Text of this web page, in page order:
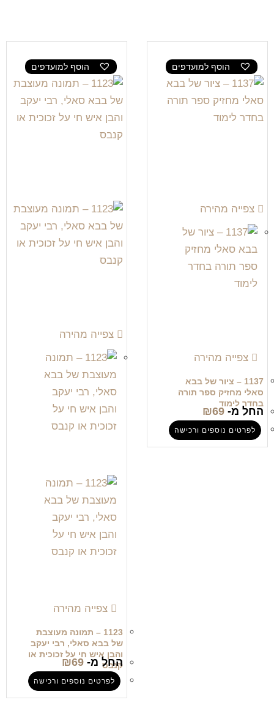
הוסף למועדפים
צפייה מהירה
צפייה מהירה
1137 – ציור של בבא
סאלי מחזיק ספר תורה
בחדר לימוד
החל מ- ₪69
לפרטים נוספים ורכישה
הוסף למועדפים
צפייה מהירה
צפייה מהירה
1123 – תמונה מעוצבת
של בבא סאלי, רבי יעקב
והבן איש חי על זכוכית או
קנבס
החל מ- ₪69
לפרטים נוספים ורכישה